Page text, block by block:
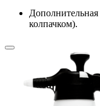
колпачком).